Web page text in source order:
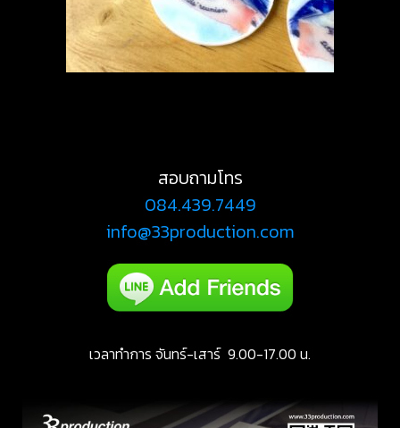
สอบถามโทร
084.439.7449
info@33production.com
เวลาทำการ จันทร์-เสาร์ 9.00-17.00 น.